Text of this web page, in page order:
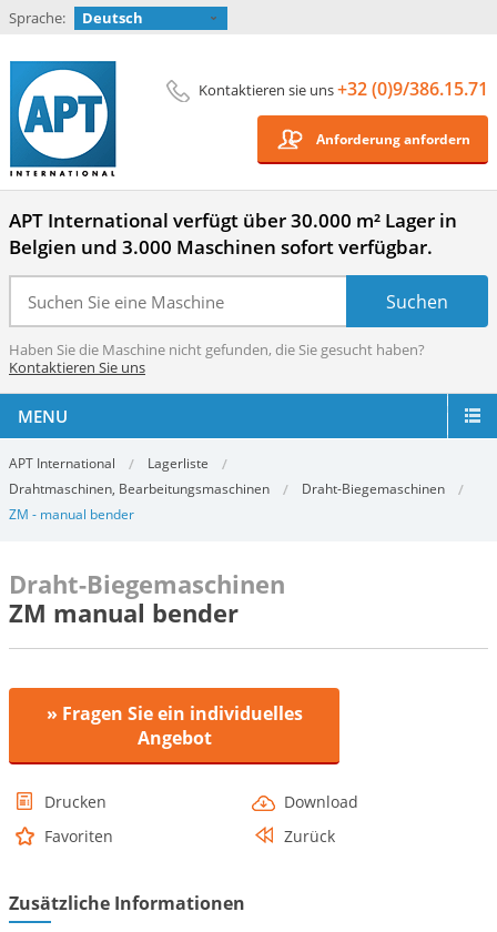
Sprache: Deutsch
Kontaktieren sie uns+32 (0)9/386.15.71
Anforderung anfordern
APT International verfügt über 30.000 m² Lager in
Belgien und 3.000 Maschinen sofort verfügbar.
Haben Sie die Maschine nicht gefunden, die Sie gesucht haben?
Kontaktieren Sie uns
MENU
APT International
Lagerliste
Drahtmaschinen, Bearbeitungsmaschinen
Draht-Biegemaschinen
ZM - manual bender
Draht-Biegemaschinen
ZM manual bender
» Fragen Sie ein individuelles
Angebot
Drucken
Download
Favoriten
Zurück
Zusätzliche Informationen